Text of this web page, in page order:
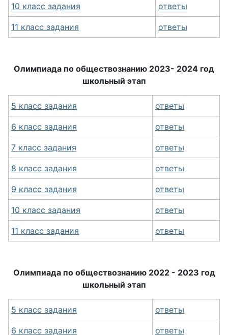
10 класс задания ответы
11 класс задания ответы
Олимпиада по обществознанию 2023- 2024 год
школьный этап
5 класс задания ответы
6 класс задания ответы
7 класс задания ответы
8 класс задания ответы
9 класс задания ответы
10 класс задания ответы
11 класс задания ответы
Олимпиада по обществознанию 2022 - 2023 год
школьный этап
5 класс задания ответы
6 класс задания ответы